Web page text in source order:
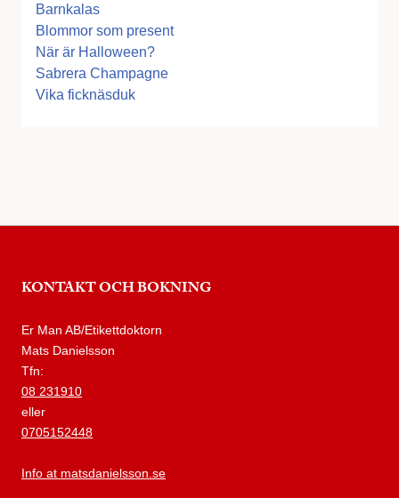
Barnkalas
Blommor som present
När är Halloween?
Sabrera Champagne
Vika ficknäsduk
KONTAKT OCH BOKNING
Er Man AB/Etikettdoktorn
Mats Danielsson
Tfn:
08 231910
eller
0705152448
Info at matsdanielsson.se